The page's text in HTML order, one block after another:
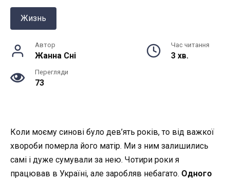
Жизнь
Автор
Жанна Снi
Час читання
3 хв.
Перегляди
73
Коли моєму синові було дев’ять років, то від важкої
хвороби померла його матір. Ми з ним залишились
самі і дуже сумували за нею. Чотири роки я
працював в Україні, але заробляв небагато. Одного